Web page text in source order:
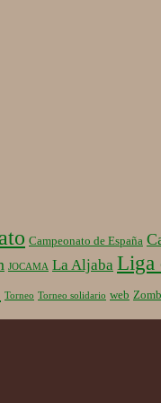
Campeonato de España
JOCAMA La Aljaba Liga
Torneo Torneo solidario web